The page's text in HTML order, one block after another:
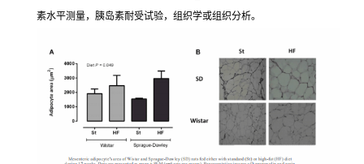
素水平测量，胰岛素耐受试验，组织学或组织分析。